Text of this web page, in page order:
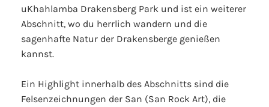
uKhahlamba Drakensberg Park und ist ein weiterer
Abschnitt, wo du herrlich wandern und die
sagenhafte Natur der Drakensberge genießen
kannst.
Ein Highlight innerhalb des Abschnitts sind die
Felsenzeichnungen der San (San Rock Art), die